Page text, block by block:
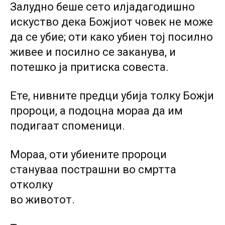
Залудно беше сето илјадагодишно
искуство дека Божјиот човек не може
да се убие; оти како убиен тој посилно
живее и посилно се заканува, и
потешко ја притиска совеста.
Ете, нивните предци убија толку Божји
пророци, а подоцна мораа да им
подигаат споменици.
Мораа, оти убиените пророци
стануваа пострашни во смртта
отколку
во животот.